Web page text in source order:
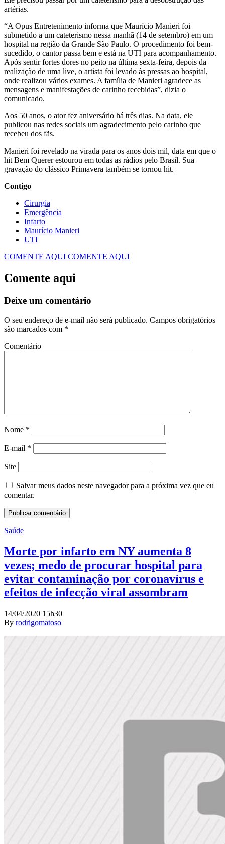
artérias.
“A Opus Entretenimento informa que Maurício Manieri foi
submetido a um cateterismo nessa manhã (14 de setembro) em um
hospital na região da Grande São Paulo. O procedimento foi bem-
sucedido, o cantor passa bem e está na UTI para acompanhamento.
Após sentir fortes dores no peito na última sexta-feira, depois da
realização de uma live, o artista foi levado às pressas ao hospital,
onde realizou vários exames. A família de Manieri agradece as
mensagens e manifestações de carinho recebidas”, dizia o
comunicado.
Aos 50 anos, o ator fez aniversário há três dias. Na data, ele
publicou nas redes sociais um agradecimento pelo carinho que
recebeu dos fãs.
Manieri foi revelado na virada para os anos dois mil, data em que o
hit Bem Querer estourou em todas as rádios pelo Brasil. Sua
gravação do clássico Primavera também se tornou hit.
Contigo
Cirurgia
Emergência
Infarto
Maurício Manieri
UTI
COMENTE AQUI COMENTE AQUI
Comente aqui
Deixe um comentário
O seu endereço de e-mail não será publicado. Campos obrigatórios
são marcados com *
Comentário
Nome *
E-mail *
Site
Salvar meus dados neste navegador para a próxima vez que eu
comentar.
Saúde
Morte por infarto em NY aumenta 8
vezes; medo de procurar hospital para
evitar contaminação por coronavírus e
efeitos de infecção viral assombram
14/04/2020 15h30
By rodrigomatoso